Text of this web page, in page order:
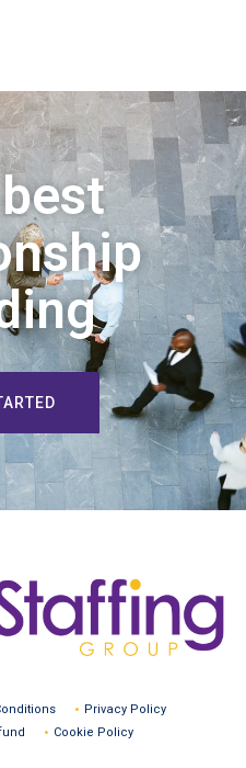
Privacy Policy
Cookie Policy